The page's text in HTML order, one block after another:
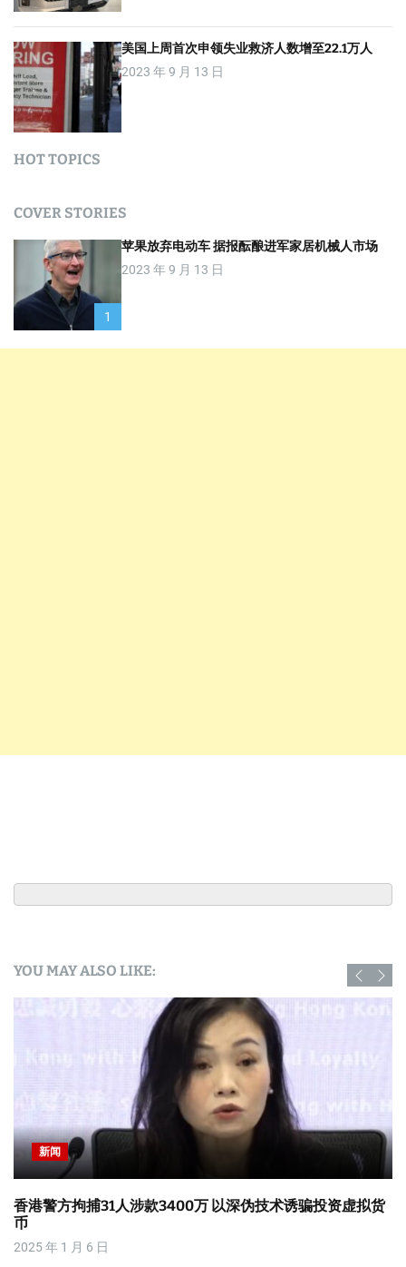
美国上周首次申领失业救济人数增至22.1万人
2023 年 9 月 13 日
HOT TOPICS
COVER STORIES
1
苹果放弃电动车 据报酝酿进军家居机械人市场
2023 年 9 月 13 日
YOU MAY ALSO LIKE:
新闻
香港警方拘捕31人涉款3400万 以深伪技术诱骗投资虚拟货
币
2025 年 1 月 6 日